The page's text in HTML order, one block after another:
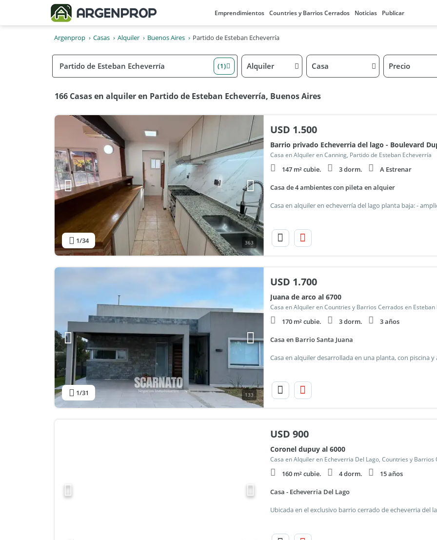
Emprendimientos Countries y Barrios Cerrados Noticias Publicar
Argenprop Casas Alquiler Buenos Aires Partido de Esteban Echeverría
(1) Alquiler Casa Precio
166 Casas en alquiler en Partido de Esteban Echeverría, Buenos Aires
1/34 363
USD 1.500
Barrio privado Echeverria del lago - Boulevard
Casa en Alquiler en Canning, Partido de Esteban Echeverría
147 m² cubie. 3 dorm. A Estrenar
Casa de 4 ambientes con pileta en alquier
1/31 133
USD 1.700
Juana de arco al 6700
170 m² cubie. 3 dorm. 3 años
Casa en Barrio Santa Juana
USD 900
Coronel dupuy al 6000
Casa en Alquiler en Echeverria Del Lago, Countries y
160 m² cubie. 4 dorm. 15 años
Casa - Echeverria Del Lago